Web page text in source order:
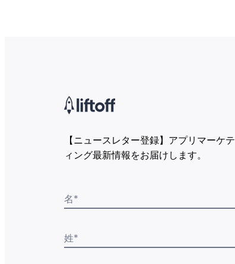
【ニュースレター登録】アプリマーケテ
ィング最新情報をお届けします。
名*
姓*